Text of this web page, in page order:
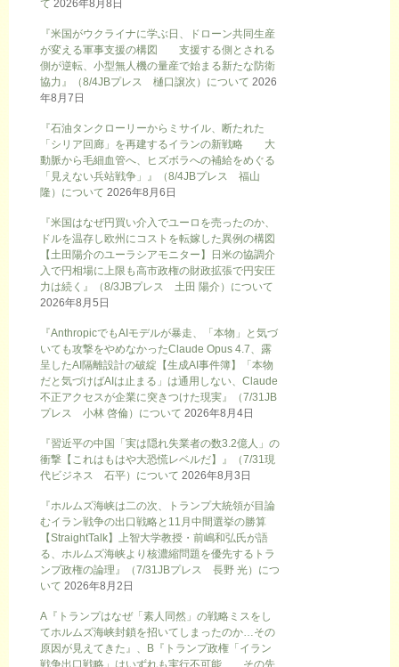
て 2026年8月8日
『米国がウクライナに学ぶ日、ドローン共同生産
が変える軍事支援の構図 支援する側とされる
側が逆転、小型無人機の量産で始まる新たな防衛
協力』（8/4JBプレス 樋口譲次）について 2026
年8月7日
『石油タンクローリーからミサイル、断たれた
「シリア回廊」を再建するイランの新戦略 大
動脈から毛細血管へ、ヒズボラへの補給をめぐる
「見えない兵站戦争」』（8/4JBプレス 福山
隆）について 2026年8月6日
『米国はなぜ円買い介入でユーロを売ったのか、
ドルを温存し欧州にコストを転嫁した異例の構図
【土田陽介のユーラシアモニター】日米の協調介
入で円相場に上限も高市政権の財政拡張で円安圧
力は続く』（8/3JBプレス 土田 陽介）について
2026年8月5日
『AnthropicでもAIモデルが暴走、「本物」と気づ
いても攻撃をやめなかったClaude Opus 4.7、露
呈したAI隔離設計の破綻【生成AI事件簿】「本物
だと気づけばAIは止まる」は通用しない、Claude
不正アクセスが企業に突きつけた現実』（7/31JB
プレス 小林 啓倫）について 2026年8月4日
『習近平の中国「実は隠れ失業者の数3.2億人」の
衝撃【これはもはや大恐慌レベルだ】』（7/31現
代ビジネス 石平）について 2026年8月3日
『ホルムズ海峡は二の次、トランプ大統領が目論
むイラン戦争の出口戦略と11月中間選挙の勝算
【StraightTalk】上智大学教授・前嶋和弘氏が語
る、ホルムズ海峡より核濃縮問題を優先するトラ
ンプ政権の論理』（7/31JBプレス 長野 光）につ
いて 2026年8月2日
A『トランプはなぜ「素人同然」の戦略ミスをし
てホルムズ海峡封鎖を招いてしまったのか…その
原因が見えてきた』、B『トランプ政権「イラン